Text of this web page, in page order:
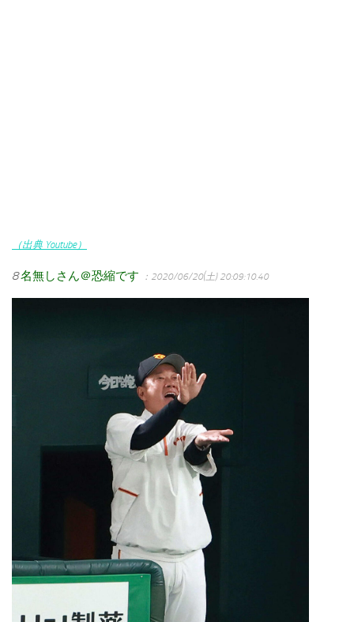
（出典 Youtube）
8名無しさん＠恐縮です ：2020/06/20(土) 20:09:10.40